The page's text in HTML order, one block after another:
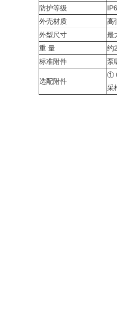
防护等级
外壳材质
高
外型尺寸
最
重 量
约
标准附件
泵
选配附件
①
采